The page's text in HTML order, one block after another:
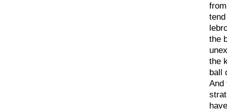
the
the
ball
And